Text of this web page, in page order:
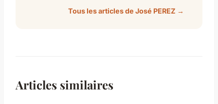
Tous les articles de José PEREZ →
Articles similaires